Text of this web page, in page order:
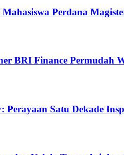
Perdana
BRI Finance Permudah
Perayaan Satu Dekade